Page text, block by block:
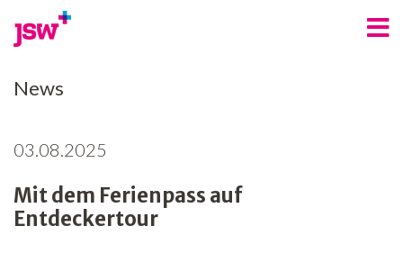
Angebote
Über uns
Spenden
News
03.08.2025
Mit dem Ferienpass auf
Entdeckertour